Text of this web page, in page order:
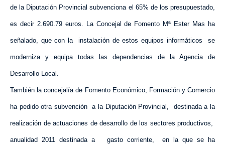
de la Diputación Provincial subvenciona el 65% de los presupuestado,
es decir 2.690.79 euros. La Concejal de Fomento Mª Ester Mas ha
señalado, que con la instalación de estos equipos informáticos se
moderniza y equipa todas las dependencias de la Agenciade
Desarrollo Local.
También la concejalía de Fomento Económico, Formación y Comercio
ha pedido otra subvención a la Diputación Provincial , destinada a la
realización de actuaciones de desarrollo de los sectores productivos,
anualidad 2011 destinada a gasto corriente, en la que se ha